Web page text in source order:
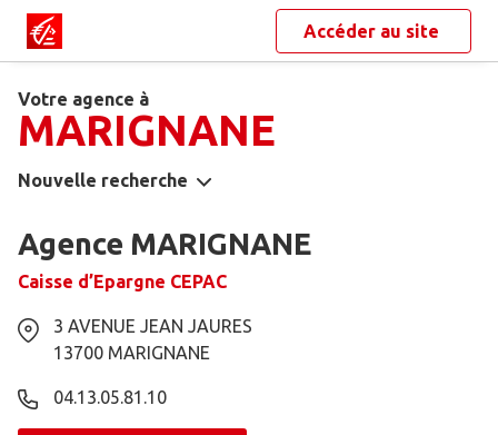
Accéder au site
Votre agence à
MARIGNANE
Nouvelle recherche
Agence MARIGNANE
Caisse d’Epargne CEPAC
3 AVENUE JEAN JAURES
13700 MARIGNANE
04.13.05.81.10